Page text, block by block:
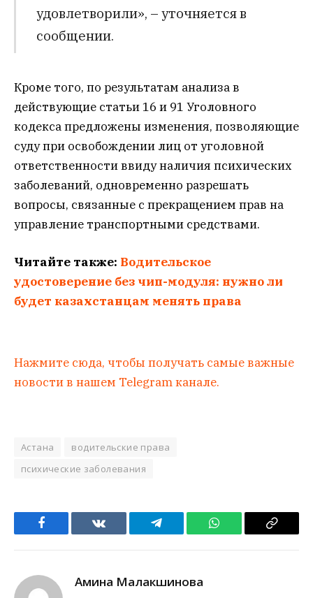
удовлетворили», – уточняется в
сообщении.
Кроме того, по результатам анализа в
действующие статьи 16 и 91 Уголовного
кодекса предложены изменения, позволяющие
суду при освобождении лиц от уголовной
ответственности ввиду наличия психических
заболеваний, одновременно разрешать
вопросы, связанные с прекращением прав на
управление транспортными средствами.
Читайте также: Водительское
удостоверение без чип-модуля: нужно ли
будет казахстанцам менять права
Нажмите сюда, чтобы получать самые важные
новости в нашем Telegram канале.
Астана
водительские права
психические заболевания
Facebook VKontakteTelegram WhatsApp Copy
Амина Малакшинова